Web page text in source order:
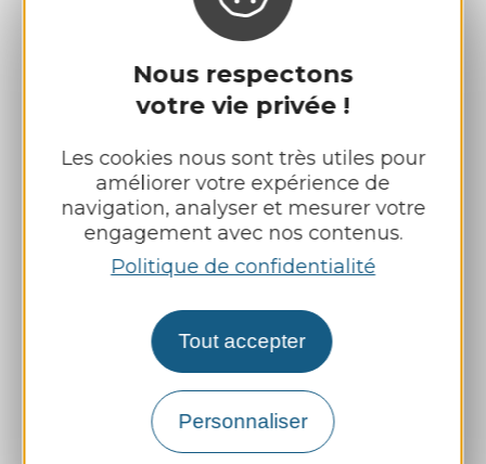
Nous respectons
votre vie privée !
Les cookies nous sont très utiles pour
améliorer votre expérience de
navigation, analyser et mesurer votre
engagement avec nos contenus.
Politique de confidentialité
Tout accepter
Personnaliser
Les animations sur
mesure dans votre
établissement